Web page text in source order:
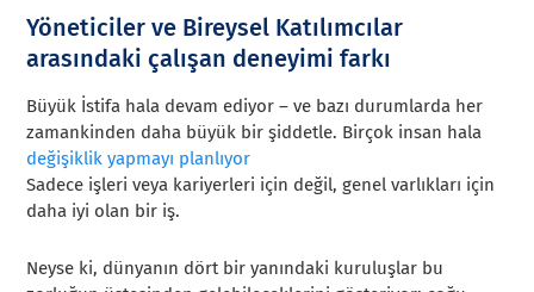
Yöneticiler ve Bireysel Katılımcılar
arasındaki çalışan deneyimi farkı
Büyük İstifa hala devam ediyor – ve bazı durumlarda her
zamankinden daha büyük bir şiddetle. Birçok insan hala
değişiklik yapmayı planlıyor
Sadece işleri veya kariyerleri için değil, genel varlıkları için
daha iyi olan bir iş.
Neyse ki, dünyanın dört bir yanındaki kuruluşlar bu